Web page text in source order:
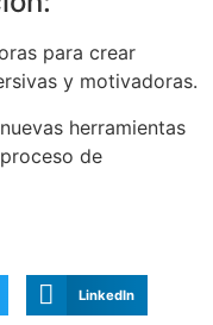
para crear
y motivadoras.
herramientas
de
LinkedIn